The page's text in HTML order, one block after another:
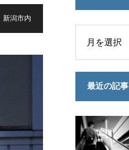
新潟市内
最近の記事